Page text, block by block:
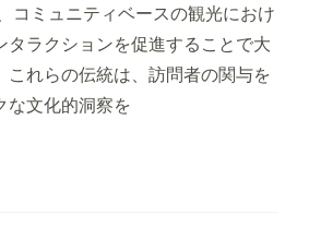
コミュニティベースの観光におけ
タラクションを促進することで大
これらの伝統は、訪問者の関与を
な文化的洞察を